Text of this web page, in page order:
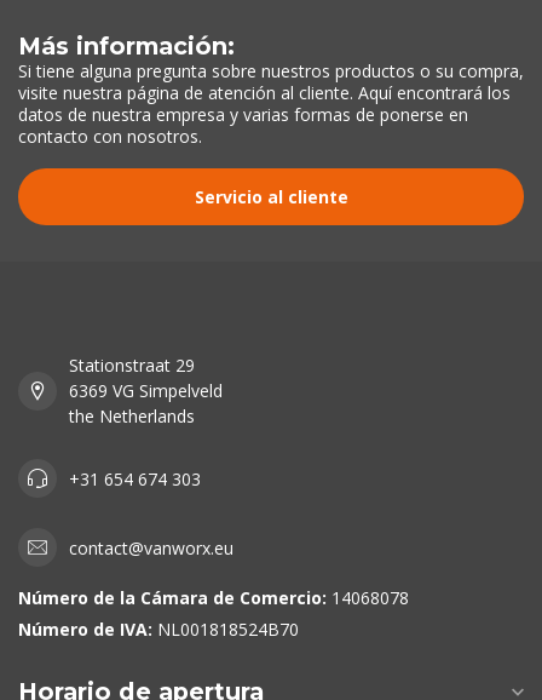
Más información:
Si tiene alguna pregunta sobre nuestros productos o su compra,
visite nuestra página de atención al cliente. Aquí encontrará los
datos de nuestra empresa y varias formas de ponerse en
contacto con nosotros.
Servicio al cliente
Stationstraat 29
6369 VG Simpelveld
the Netherlands
+31 654 674 303
contact@vanworx.eu
Número de la Cámara de Comercio: 14068078
Número de IVA: NL001818524B70
Horario de apertura